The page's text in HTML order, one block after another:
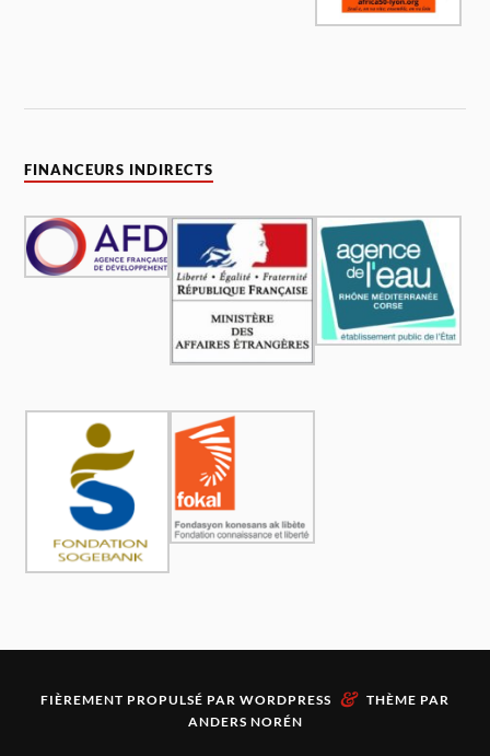
FINANCEURS INDIRECTS
FIÈREMENT PROPULSÉ PAR WORDPRESS & THÈME PAR
ANDERS NORÉN